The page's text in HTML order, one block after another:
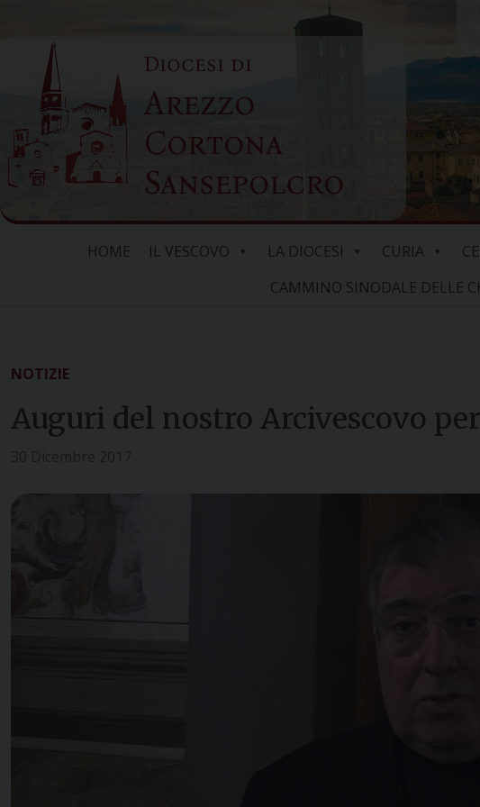
content
Diocesi di
Arezzo
Cortona
Sansepolcro
HOME IL VESCOVO LA DIOCESI CURIA
CAMMINO SINODALE DELLE
NOTIZIE
Auguri del nostro Arcivescovo